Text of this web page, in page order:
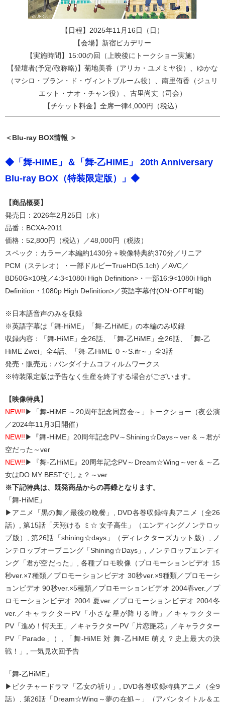
【日程】2025年11月16日（日）
【会場】新宿ピカデリー
【実施時間】15:00の回（上映後にトークショー実施）
【登壇者(予定/敬称略)】菊地美香（アリカ・ユメミヤ役）、ゆかな
（マシロ・ブラン・ド・ヴィントブルーム役）、南里侑香（ジュリ
エット・ナオ・チャン役）、古里尚丈（司会）
【チケット料金】全席一律4,000円（税込）
＜Blu-ray BOX情報 ＞
◆「舞-HiME」＆「舞-乙HiME」 20th Anniversary
Blu-ray BOX（特装限定版）」◆
【商品概要】
発売日：2026年2月25日（水）
品番：BCXA-2011
価格：52,800円（税込）／48,000円（税抜）
スペック：カラー／本編約1430分＋映像特典約370分／リニア
PCM（ステレオ）・一部ドルビーTrueHD(5.1ch) ／AVC／
BD50G×10枚／4:3<1080i High Definition>・一部16:9<1080i High
Definition・1080p High Definition>／英語字幕付(ON･OFF可能)
※日本語音声のみを収録
※英語字幕は「舞-HiME」「舞-乙HiME」の本編のみ収録
収録内容：「舞-HiME」全26話、「舞-乙HiME」全26話、「舞-乙
HiME Zwei」全4話、「舞-乙HiME ０～S.ifr～」全3話
発売・販売元：バンダイナムコフィルムワークス
※特装限定版は予告なく生産を終了する場合がございます。
【映像特典】
NEW!!▶「舞-HiME ～20周年記念同窓会～」トークショー（夜公演
／2024年11月3日開催）
NEW!!▶『舞-HiME』20周年記念PV～Shining☆Days～ver & ～君が
空だった～ver
NEW!!▶『舞-乙HiME』20周年記念PV～Dream☆Wing～ver & ～乙
女はDO MY BESTでしょ？～ver
※下記特典は、既発商品からの再録となります。
「舞-HiME」
▶アニメ「黒の舞／最後の晩餐」, DVD各巻収録特典アニメ（全26
話）, 第15話「天翔ける ミ☆ 女子高生」（エンディングノンテロッ
プ版）, 第26話「shining☆days」（ディレクターズカット版）, ノ
ンテロップオープニング「Shining☆Days」, ノンテロップエンディ
ング「君が空だった」, 各種プロモ映像（プロモーションビデオ 15
秒ver.×7種類／プロモーションビデオ 30秒ver.×9種類／プロモーシ
ョンビデオ 90秒ver.×5種類／プロモーションビデオ 2004春ver.／プ
ロモーションビデオ 2004 夏ver.／プロモーションビデオ 2004冬
ver.／キャラクターPV「小さな星が降りる時」／キャラクター
PV「進め！愕天王」／キャラクターPV「片恋艶花」／キャラクター
PV「Parade」）, 「舞-HiME 対 舞-乙HiME 萌え？史上最大の決
戦！」, 一気見次回予告
「舞-乙HiME」
▶ピクチャードラマ「乙女の祈り」, DVD各巻収録特典アニメ（全9
話）, 第26話「Dream☆Wing～夢の在処～」（アバンタイトル＆エ